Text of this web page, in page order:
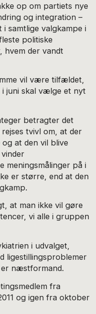
op om partiets nye
og integration –
samtlige valgkampe i
politiske
der vandt
vil være tilfældet,
juni skal vælge et nyt
betragter det
tvivl om, at der
at den vil blive
meningsmålinger på i
er større, end at den
at man ikke vil gøre
vi alle i gruppen
i udvalget,
ligestillingsproblemer
næstformand.
fra
og igen fra oktober